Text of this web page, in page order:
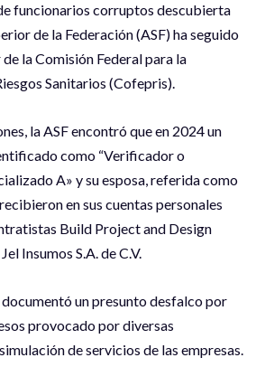
funcionarios corruptos descubierta
de la Federación (ASF) ha seguido
la Comisión Federal para la
Sanitarios (Cofepris).
la ASF encontró que en 2024 un
como “Verificador o
A» y su esposa, referida como
en sus cuentas personales
Build Project and Design
Insumos S.A. de C.V.
documentó un presunto desfalco por
provocado por diversas
de servicios de las empresas.